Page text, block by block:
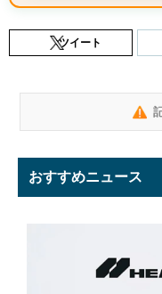
ツイート
おすすめニュース